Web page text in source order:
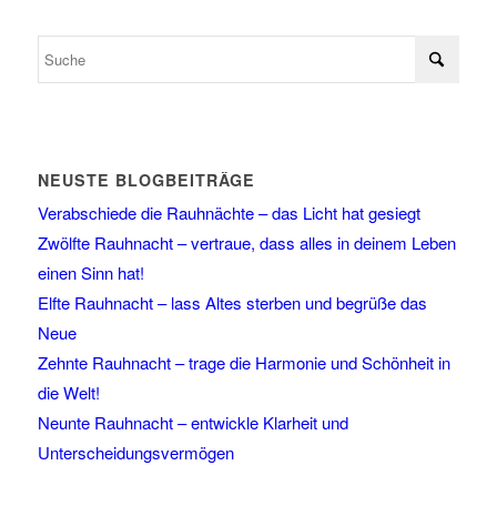
NEUSTE BLOGBEITRÄGE
Verabschiede die Rauhnächte – das Licht hat gesiegt
Zwölfte Rauhnacht – vertraue, dass alles in deinem Leben
einen Sinn hat!
Elfte Rauhnacht – lass Altes sterben und begrüße das
Neue
Zehnte Rauhnacht – trage die Harmonie und Schönheit in
die Welt!
Neunte Rauhnacht – entwickle Klarheit und
Unterscheidungsvermögen